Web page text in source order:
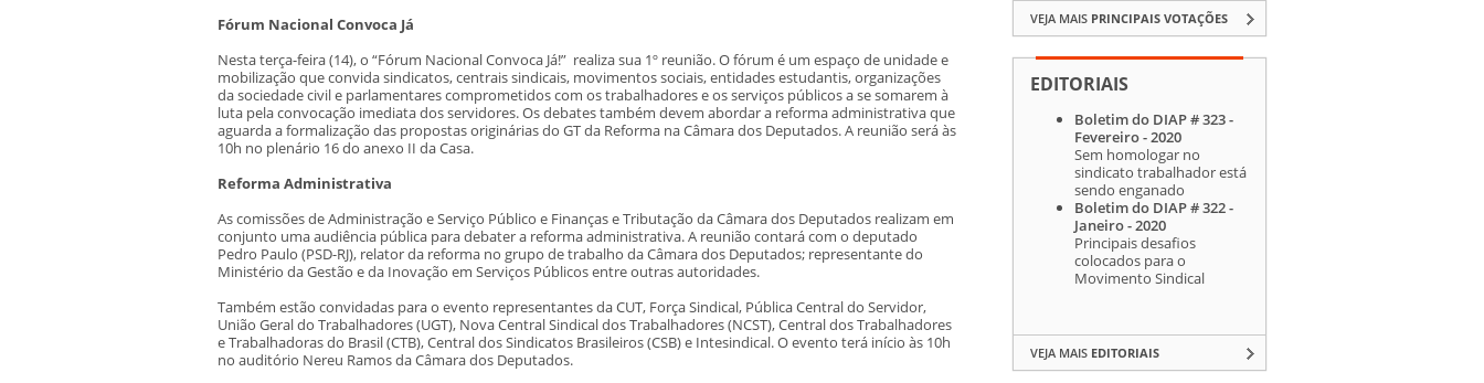
Fórum Nacional Convoca Já
Nesta terça-feira (14), o “Fórum Nacional Convoca Já!” realiza sua 1º reunião. O fórum é um espaço de unidade e
mobilização que convida sindicatos, centrais sindicais, movimentos sociais, entidades estudantis, organizações
da sociedade civil e parlamentares comprometidos com os trabalhadores e os serviços públicos a se somarem à
luta pela convocação imediata dos servidores. Os debates também devem abordar a reforma administrativa que
aguarda a formalização das propostas originárias do GT da Reforma na Câmara dos Deputados. A reunião será às
10h no plenário 16 do anexo II da Casa.
Reforma Administrativa
As comissões de Administração e Serviço Público e Finanças e Tributação da Câmara dos Deputados realizam em
conjunto uma audiência pública para debater a reforma administrativa. A reunião contará com o deputado
Pedro Paulo (PSD-RJ), relator da reforma no grupo de trabalho da Câmara dos Deputados; representante do
Ministério da Gestão e da Inovação em Serviços Públicos entre outras autoridades.
Também estão convidadas para o evento representantes da CUT, Força Sindical, Pública Central do Servidor,
União Geral do Trabalhadores (UGT), Nova Central Sindical dos Trabalhadores (NCST), Central dos Trabalhadores
e Trabalhadoras do Brasil (CTB), Central dos Sindicatos Brasileiros (CSB) e Intesindical. O evento terá início às 10h
no auditório Nereu Ramos da Câmara dos Deputados.
VEJA MAIS PRINCIPAIS VOTAÇÕES
EDITORIAIS
Boletim do DIAP # 323 -
Fevereiro - 2020
Sem homologar no
sindicato trabalhador está
sendo enganado
Boletim do DIAP # 322 -
Janeiro - 2020
Principais desafios
colocados para o
Movimento Sindical
VEJA MAIS EDITORIAIS